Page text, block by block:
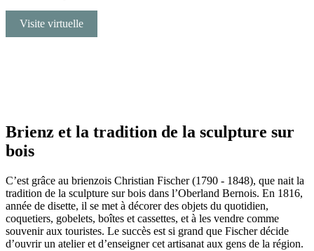
Visite virtuelle
Brienz et la tradition de la sculpture sur
bois
C’est grâce au brienzois Christian Fischer (1790 - 1848), que nait la
tradition de la sculpture sur bois dans l’Oberland Bernois. En 1816,
année de disette, il se met à décorer des objets du quotidien,
coquetiers, gobelets, boîtes et cassettes, et à les vendre comme
souvenir aux touristes. Le succès est si grand que Fischer décide
d’ouvrir un atelier et d’enseigner cet artisanat aux gens de la région.